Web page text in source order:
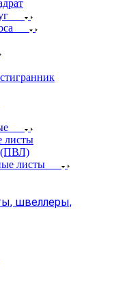
листы
(ПВЛ)
листы
швеллеры,